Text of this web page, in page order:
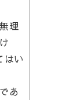
理
はい
あ